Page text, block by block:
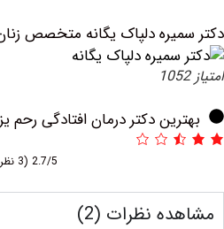
دلپاک یگانه متخصص زنان زایمان
دکتر درمان افتادگی رحم یزد
نظرات (2)